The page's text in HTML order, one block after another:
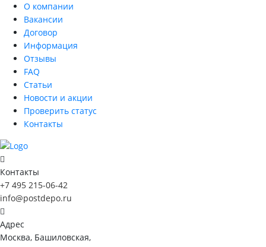
О компании
Вакансии
Договор
Информация
Отзывы
FAQ
Статьи
Новости и акции
Проверить статус
Контакты
Контакты
+7 495 215-06-42
info@postdepo.ru
Адрес
Москва, Башиловская,